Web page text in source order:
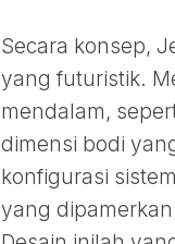
Secara konsep,
yang futuristik.
mendalam,
dimensi bodi
konfigurasi
yang